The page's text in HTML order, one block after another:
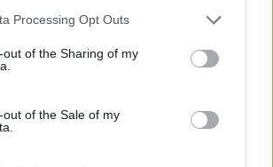
website/app uses one or more Google
visit or usage behaviour. You may click to
to Google and its third-party tags to
specified purposes in below Google
Processing Opt Outs
out of the Sharing of my
out of the Sale of my
Τράπεζα: Με «προίκα» 2 δισ. ευρώ